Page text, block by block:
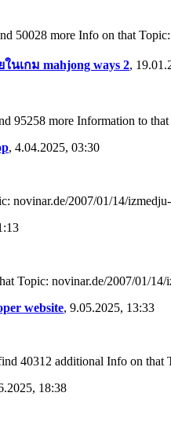
50028 more Info on that
เกม mahjong ways 2,
95258 more Information to
, 4.04.2025, 03:30
novinar.de/2007/01/14/
Topic: novinar.de/2007/01/
website, 9.05.2025, 13:33
40312 additional Info on that
18:38